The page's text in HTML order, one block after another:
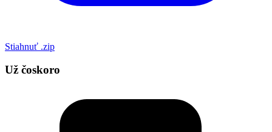
Stiahnuť .zip
Už čoskoro